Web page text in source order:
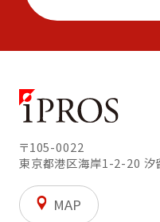
〒105-0022
東京都港区海岸1-2-20 汐
MAP